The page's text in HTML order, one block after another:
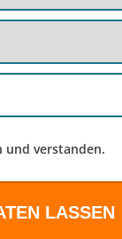
und verstanden.